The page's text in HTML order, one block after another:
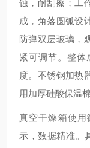
蚀，耐刮擦；工
成，角落圆弧设
防弹双层玻璃，
紧可调节。整体
度。不锈钢加热
用加厚硅酸保温
真空干燥箱使用
示，数据精准。